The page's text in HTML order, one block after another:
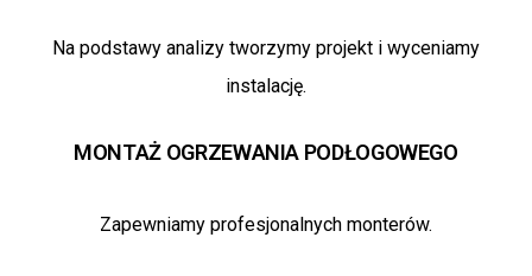
Na podstawy analizy tworzymy projekt i wyceniamy
instalację.
MONTAŻ OGRZEWANIA PODŁOGOWEGO
Zapewniamy profesjonalnych monterów.